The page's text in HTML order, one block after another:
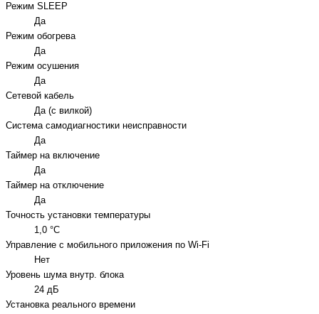
Режим SLEEP
Да
Режим обогрева
Да
Режим осушения
Да
Сетевой кабель
Да (с вилкой)
Система самодиагностики неисправности
Да
Таймер на включение
Да
Таймер на отключение
Да
Точность установки температуры
1,0 °С
Управление c мобильного приложения по Wi-Fi
Нет
Уровень шума внутр. блока
24 дБ
Установка реального времени